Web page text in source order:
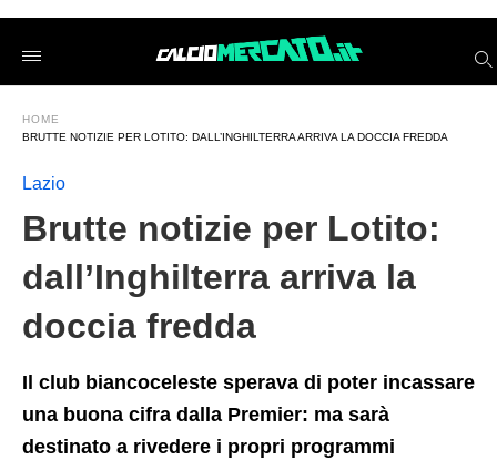
/2026/06/04/brutte-
per-
dallinghilterra-
arriva-
doccia-
HOME
BRUTTE NOTIZIE PER LOTITO: DALL’INGHILTERRA ARRIVA LA DOCCIA FREDDA
Lazio
Brutte notizie per Lotito:
dall’Inghilterra arriva la
doccia fredda
Il club biancoceleste sperava di poter incassare
una buona cifra dalla Premier: ma sarà
destinato a rivedere i propri programmi